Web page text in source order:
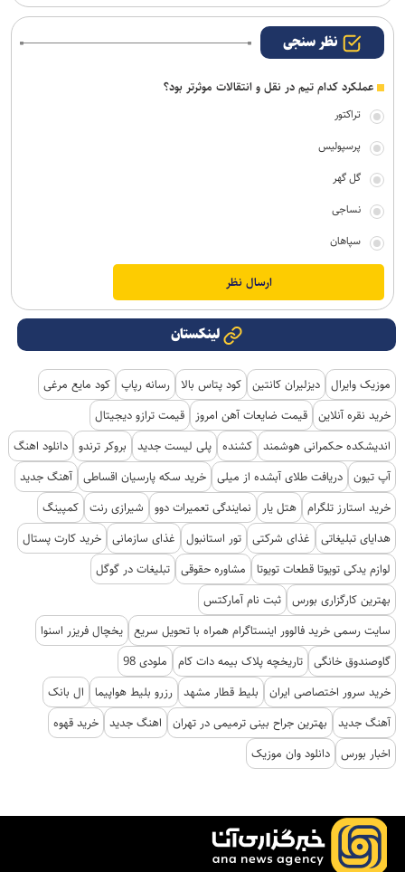
نظر سنجی
عملکرد کدام تیم در نقل و انتقالات موثرتر بود؟
تراکتور
پرسپولیس
گل گهر
نساجی
سپاهان
لینکستان
موزیک وایرال دیزلیران کانتین کود پتاس بالا رسانه رپاپ کود مایع مرغی
خرید نقره آنلاین قیمت ضایعات آهن امروز
قیمت ترازو دیجیتال
اندیشکده حکمرانی هوشمند کشنده پلی لیست جدید بروکر ترندو دانلود اهنگ
آپ تیون دریافت طلای آبشده از میلی خرید سکه پارسیان اقساطی آهنگ جدید
خرید استارز تلگرام هتل یار نمایندگی تعمیرات دوو شیرازی رنت کمپینگ
هدایای تبلیغاتی
غذای شرکتی تور استانبول غذای سازمانی خرید کارت پستال
لوازم یدکی تویوتا قطعات تویوتا
مشاوره حقوقی تبلیغات در گوگل
بهترین کارگزاری بورس ثبت نام آمارکتس
سایت رسمی خرید فالوور اینستاگرام همراه با تحویل سریع یخچال فریزر اسنوا
گاوصندوق خانگی تاریخچه پلاک بیمه دات کام
ملودی 98
خرید سرور اختصاصی ایران
بلیط قطار مشهد رزرو بلیط هواپیما
ال بانک
آهنگ جدید
بهترین جراح بینی ترمیمی در تهران اهنگ جدید خرید قهوه
اخبار بورس دانلود وان موزیک